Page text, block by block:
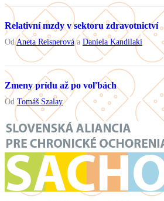
Relativní mzdy v sektoru zdravotnictví
OdAneta Reisnerováa Daniela Kandilaki
Zmeny prídu až po voľbách
Od Tomáš Szalay